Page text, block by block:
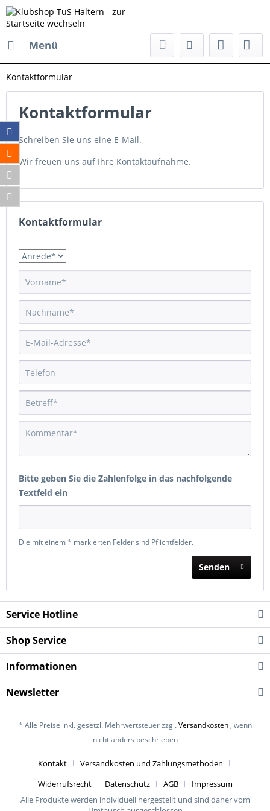
Menü
Kontaktformular
Kontaktformular
Schreiben Sie uns eine E-Mail.
Wir freuen uns auf Ihre Kontaktaufnahme.
Kontaktformular
Bitte geben Sie die Zahlenfolge in das nachfolgende
Textfeld ein
Die mit einem * markierten Felder sind Pflichtfelder.
Senden
Service Hotline
Shop Service
Informationen
Newsletter
* Alle Preise inkl. gesetzl. Mehrwertsteuer zzgl.Versandkosten, wenn
nicht anders beschrieben
Kontakt
Versandkosten und Zahlungsmethoden
Widerrufsrecht
Datenschutz AGB
Impressum
Alle Produkte werden individuell hergestellt und sind daher vom